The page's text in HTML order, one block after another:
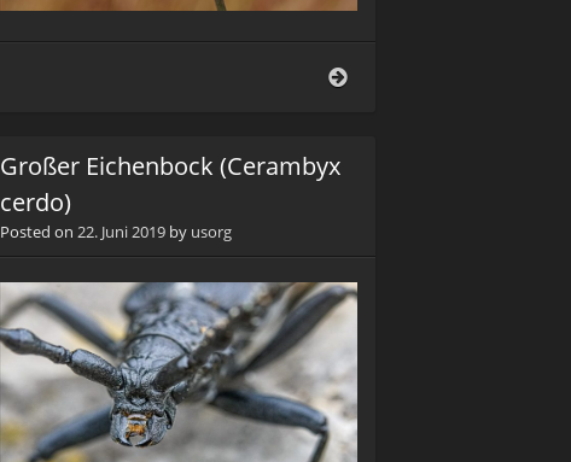
Großer Eichenbock (Cerambyx
cerdo)
Posted on 22. Juni 2019by usorg